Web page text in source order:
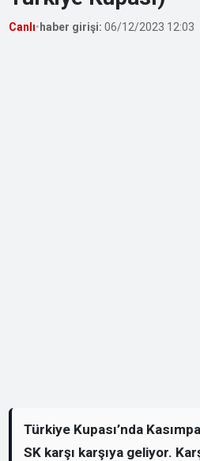
Canlı• haber girişi: 06/12/2023 12:03
Türkiye Kupası’nda
SK karşı karşıya geliyor.